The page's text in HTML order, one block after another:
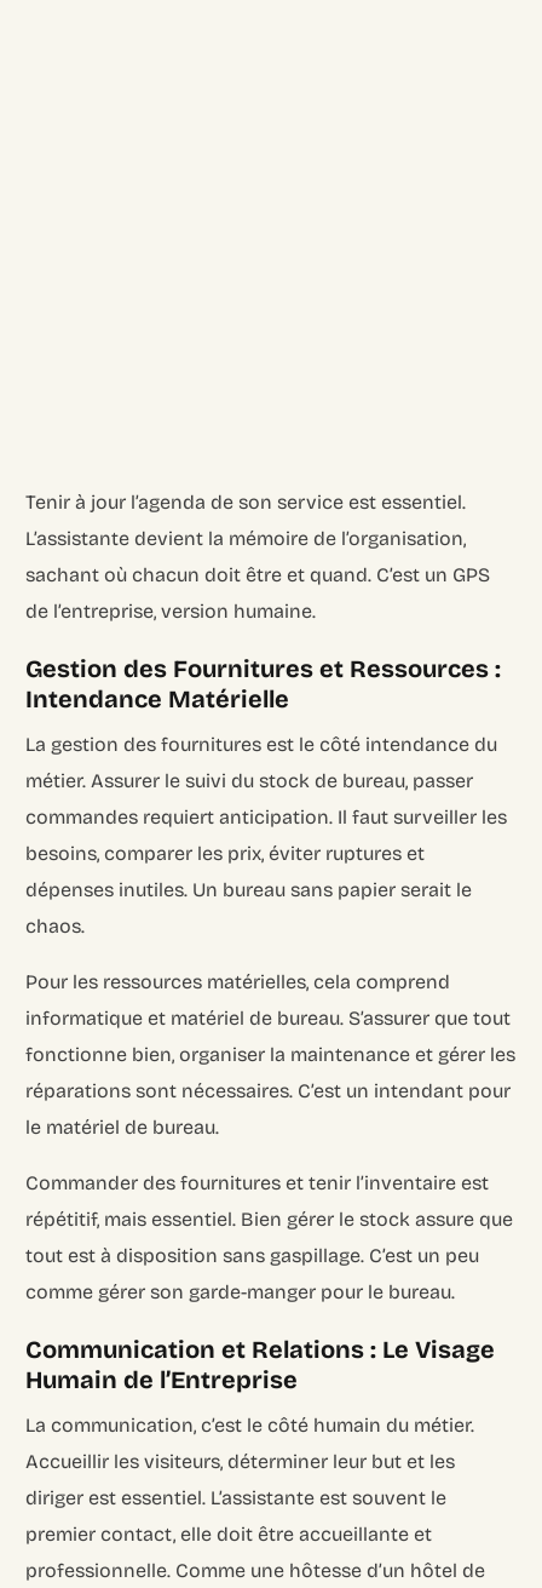
Tenir à jour l’agenda de son service est essentiel.
L’assistante devient la mémoire de l’organisation,
sachant où chacun doit être et quand. C’est un GPS
de l’entreprise, version humaine.
Gestion des Fournitures et Ressources :
Intendance Matérielle
La gestion des fournitures est le côté intendance du
métier. Assurer le suivi du stock de bureau, passer
commandes requiert anticipation. Il faut surveiller les
besoins, comparer les prix, éviter ruptures et
dépenses inutiles. Un bureau sans papier serait le
chaos.
Pour les ressources matérielles, cela comprend
informatique et matériel de bureau. S’assurer que tout
fonctionne bien, organiser la maintenance et gérer les
réparations sont nécessaires. C’est un intendant pour
le matériel de bureau.
Commander des fournitures et tenir l’inventaire est
répétitif, mais essentiel. Bien gérer le stock assure que
tout est à disposition sans gaspillage. C’est un peu
comme gérer son garde-manger pour le bureau.
Communication et Relations : Le Visage
Humain de l’Entreprise
La communication, c’est le côté humain du métier.
Accueillir les visiteurs, déterminer leur but et les
diriger est essentiel. L’assistante est souvent le
premier contact, elle doit être accueillante et
professionnelle. Comme une hôtesse d’un hôtel de